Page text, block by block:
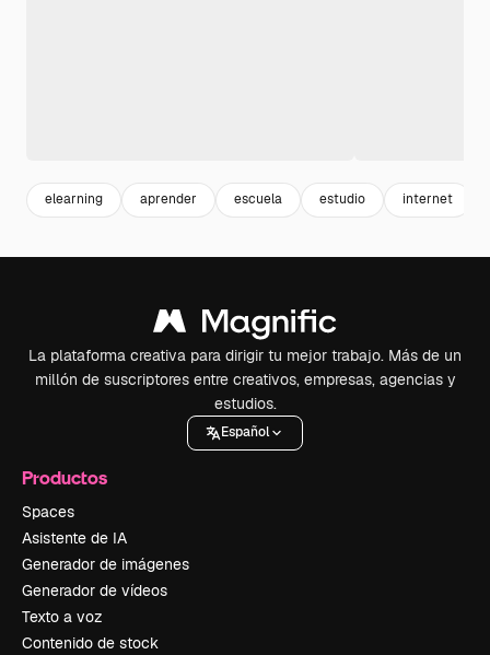
elearning aprender escuela estudio internet
La plataforma creativa para dirigir tu mejor trabajo. Más de un
millón de suscriptores entre creativos, empresas, agencias y
estudios.
Español
Productos
Spaces
Asistente de IA
Generador de imágenes
Generador de vídeos
Texto a voz
Contenido de stock